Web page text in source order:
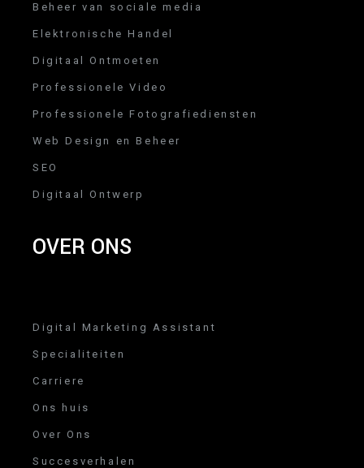
Beheer van sociale media
Elektronische Handel
Digitaal Ontmoeten
Professionele Video
Professionele Fotografiediensten
Web Design en Beheer
SEO
Digitaal Ontwerp
OVER ONS
Digital Marketing Assistant
Specialiteiten
Carriere
Ons huis
Over Ons
Succesverhalen